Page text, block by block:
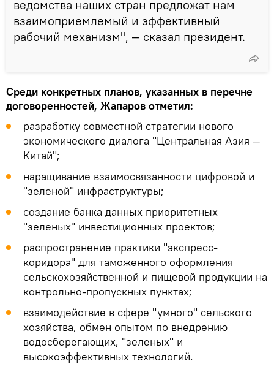
ведомства наших стран предложат нам
взаимоприемлемый и эффективный
рабочий механизм", — сказал президент.
Среди конкретных планов, указанных в перечне
договоренностей, Жапаров отметил:
разработку совместной стратегии нового
экономического диалога "Центральная Азия —
Китай";
наращивание взаимосвязанности цифровой и
"зеленой" инфраструктуры;
создание банка данных приоритетных
"зеленых" инвестиционных проектов;
распространение практики "экспресс-
коридора" для таможенного оформления
сельскохозяйственной и пищевой продукции на
контрольно-пропускных пунктах;
взаимодействие в сфере "умного" сельского
хозяйства, обмен опытом по внедрению
водосберегающих, "зеленых" и
высокоэффективных технологий.